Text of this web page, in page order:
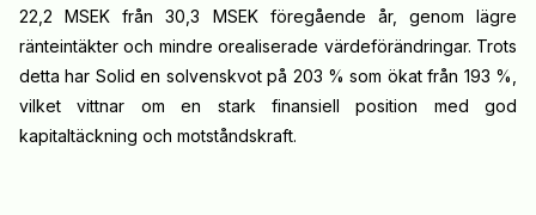
22,2 MSEK från 30,3 MSEK föregående år, genom lägre
ränteintäkter och mindre orealiserade värdeförändringar. Trots
detta har Solid en solvenskvot på 203 % som ökat från 193 %,
vilket vittnar om en stark finansiell position med god
kapitaltäckning och motståndskraft.